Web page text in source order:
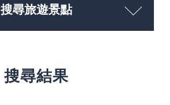
搜尋旅遊景點
搜尋結果